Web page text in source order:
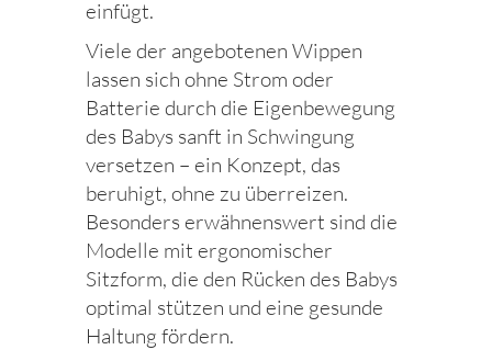
einfügt.
Viele der angebotenen Wippen
lassen sich ohne Strom oder
Batterie durch die Eigenbewegung
des Babys sanft in Schwingung
versetzen – ein Konzept, das
beruhigt, ohne zu überreizen.
Besonders erwähnenswert sind die
Modelle mit ergonomischer
Sitzform, die den Rücken des Babys
optimal stützen und eine gesunde
Haltung fördern.